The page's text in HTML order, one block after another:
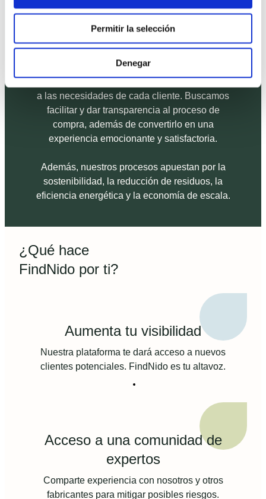
Permitir la selección
Denegar
proceso de compra de tu vivienda
industrializada.
personas a encontrar esa casa que tan
imposible ven, ofreciendo un servicio adaptado
a las necesidades de cada cliente. Buscamos
facilitar y dar transparencia al proceso de
compra, además de convertirlo en una
experiencia emocionante y satisfactoria.
Además, nuestros procesos apuestan por la
sostenibilidad, la reducción de residuos, la
eficiencia energética y la economía de escala.
¿Qué hace
FindNido por ti?
Aumenta tu visibilidad
Nuestra plataforma te dará acceso a nuevos
clientes potenciales. FindNido es tu altavoz.
Acceso a una comunidad de
expertos
Comparte experiencia con nosotros y otros
fabricantes para mitigar posibles riesgos.